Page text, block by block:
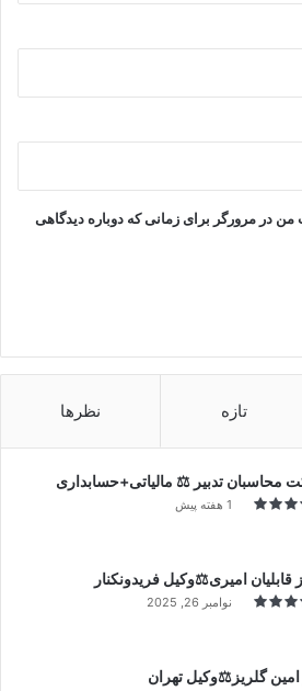
من در مرورگر برای زمانی که دوباره دیدگاهی
تازه نظرها
محاسبان تدبیر ⚖️ مالیاتی+حسابداری
1 هفته پیش
قابلیان امیری⚖️وکیل فریدونکنار
نوامبر 26, 2025
امین گلریز⚖️وکیل تهران